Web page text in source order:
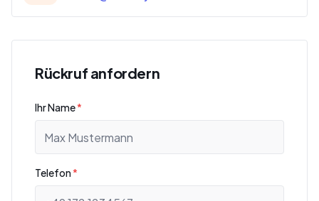
Rückruf anfordern
Ihr Name*
Telefon*